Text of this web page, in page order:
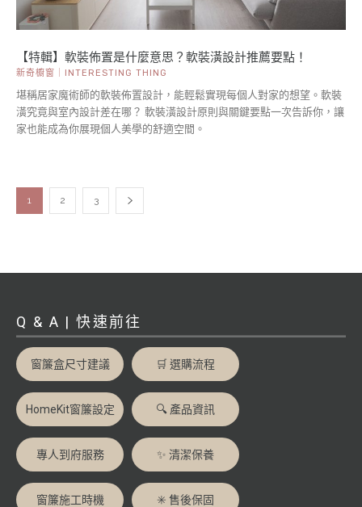
【特輯】軟裝佈置是什麼意思？軟裝潢設計推薦要點！
新奇櫥窗｜INTERESTING THING
堪稱居家魔術師的軟裝佈置設計，能輕鬆實現每個人對家的想望。軟裝
潢究竟與室內設計差在哪？ 軟裝潢設計原則與關鍵要點一次告訴你，讓
家也能成為你展現個人美學的舒適空間。
1 2 3
Q & A | 快速前往
窗簾盒尺寸建議 🛒 選購流程
HomeKit窗簾設定 🔍 產品資訊
專人到府服務 ✨ 清潔保養
窗簾施工時機 ✳️ 售後保固